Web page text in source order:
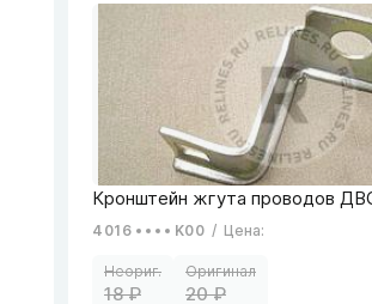
4016 K00 / Цена:
18 20